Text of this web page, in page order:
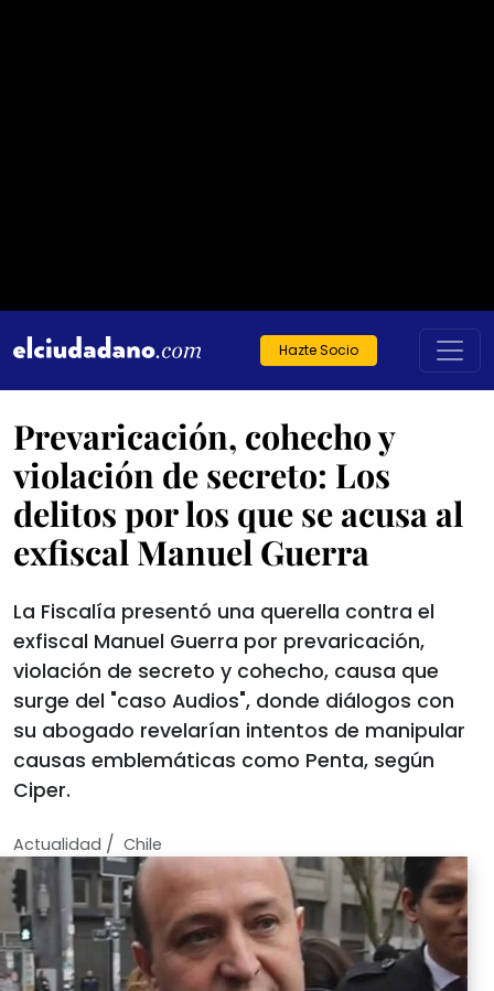
Hazte Socio
Prevaricación, cohecho y
violación de secreto: Los
delitos por los que se acusa al
exfiscal Manuel Guerra
La Fiscalía presentó una querella contra el
exfiscal Manuel Guerra por prevaricación,
violación de secreto y cohecho, causa que
surge del "caso Audios", donde diálogos con
su abogado revelarían intentos de manipular
causas emblemáticas como Penta, según
Ciper.
Actualidad / Chile